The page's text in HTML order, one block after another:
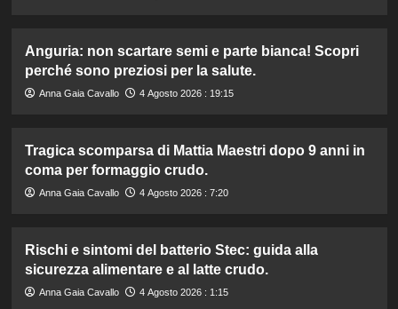
Anguria: non scartare semi e parte bianca! Scopri
perché sono preziosi per la salute.
Anna Gaia Cavallo 4 Agosto 2026 : 19:15
Tragica scomparsa di Mattia Maestri dopo 9 anni in
coma per formaggio crudo.
Anna Gaia Cavallo 4 Agosto 2026 : 7:20
Rischi e sintomi del batterio Stec: guida alla
sicurezza alimentare e al latte crudo.
Anna Gaia Cavallo 4 Agosto 2026 : 1:15